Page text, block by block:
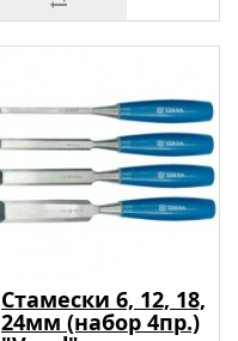
Стамески 6, 12, 18,
24мм (набор 4пр.)